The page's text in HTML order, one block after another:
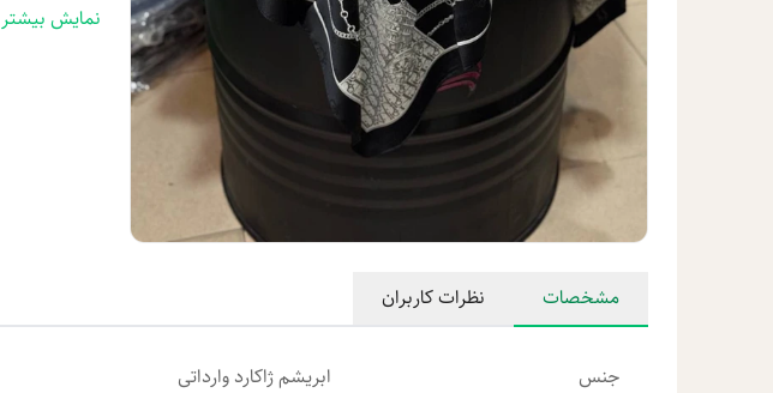
مناسب فصل:
نمایش بیشتر
مشخصات نظرات کاربران
جنس ابریشم ژاکارد وارداتی